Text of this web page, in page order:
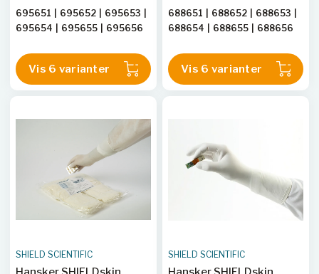
laboratorie- og
engangshansker inneholder
rommet, og partikler er å
betrakte som en uønsket
partikler blir
renromhanskene vasket i
deionsert vann, en eller flere
ganger. Nivået for antall
partikler er oppgitt for hver
enkelt hansketype.
695651 695652 695653
695654
695655 695656
Vis 6 varianter
laboratorie- og
engangshansker inneholder
rommet, og partikler er å
betrakte som en uønsket
deionsert vann, en eller flere
ganger. Nivået for antall
partikler er oppgitt for hver
enkelt hansketype.
688651 688652 688653
688654
688655 688656
Vis 6 varianter
SHIELD SCIENTIFIC SHIELD SCIENTIFIC